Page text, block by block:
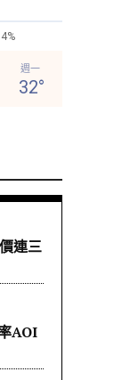
週一
32°
連三
AOI